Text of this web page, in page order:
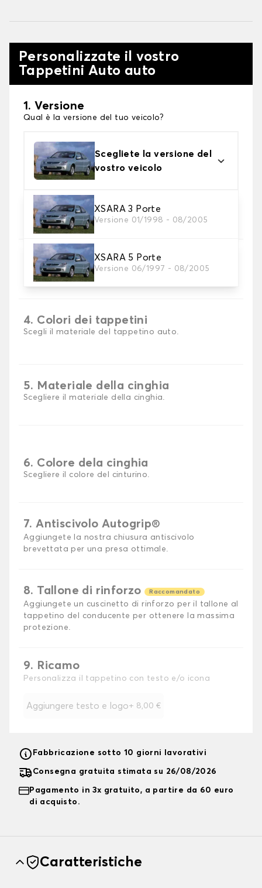
Personalizzate il vostro
Tappetini Auto auto
1. Versione
Qual è la versione del tuo veicolo?
Scegliete la versione del
vostro veicolo
XSARA 3 Porte
Versione 01/1998 - 08/2005
XSARA 5 Porte
Versione 06/1997 - 08/2005
2. Materiale
Scegli il materiale del tappetini auto
3. Set di tappetini
Selezionare il numero di tappetini per auto
necessari.
4. Colori dei tappetini
Scegli il materiale del tappetino auto.
5. Materiale della cinghia
Scegliere il materiale della cinghia.
6. Colore dela cinghia
Scegliere il colore del cinturino.
7. Antiscivolo Autogrip®
Aggiungete la nostra chiusura antiscivolo
brevettata per una presa ottimale.
8. Tallone di rinforzo Raccomandato
Aggiungete un cuscinetto di rinforzo per il tallone al
tappetino del conducente per ottenere la massima
protezione.
9. Ricamo
Personalizza il tappetino con testo e/o icona
Aggiungere testo e logo+ 8,00 €
Fabbricazione sotto 10 giorni lavorativi
Consegna gratuita stimata su 26/08/2026
Pagamento in 3x gratuito, a partire da 60 euro
di acquisto.
Caratteristiche